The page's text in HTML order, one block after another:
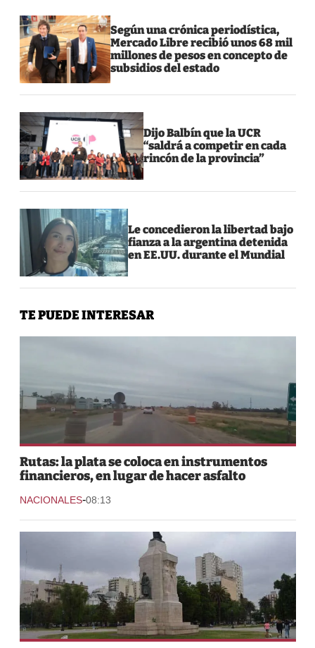
Según una crónica periodística,
Mercado Libre recibió unos 68 mil
millones de pesos en concepto de
subsidios del estado
Dijo Balbín que la UCR
“saldrá a competir en cada
rincón de la provincia”
Le concedieron la libertad bajo
fianza a la argentina detenida
en EE.UU. durante el Mundial
TE PUEDE INTERESAR
Rutas: la plata se coloca en instrumentos
financieros, en lugar de hacer asfalto
NACIONALES-08:13